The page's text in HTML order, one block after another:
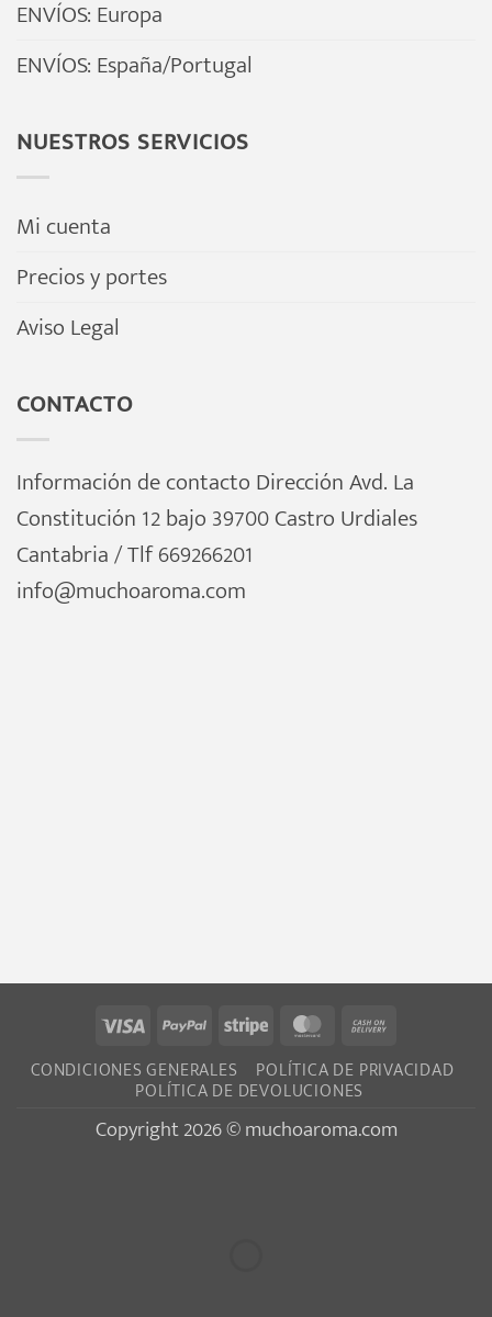
ENVÍOS: Europa
ENVÍOS: España/Portugal
NUESTROS SERVICIOS
Mi cuenta
Precios y portes
Aviso Legal
CONTACTO
Información de contacto Dirección Avd. La
Constitución 12 bajo 39700 Castro Urdiales
Cantabria / Tlf 669266201
info@muchoaroma.com
Visa PayPalStripe MasterCard
On
Delivery
CONDICIONES GENERALES POLÍTICA DE PRIVACIDAD
POLÍTICA DE DEVOLUCIONES
Copyright 2026 © muchoaroma.com